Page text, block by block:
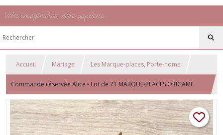
Votre imagination, notre papeterie
Accueil Mariage Les Marque-places, Porte-noms
Commande réservée Alice - Lot de 71 MARQUE-PLACES ORIGAMI
AVION